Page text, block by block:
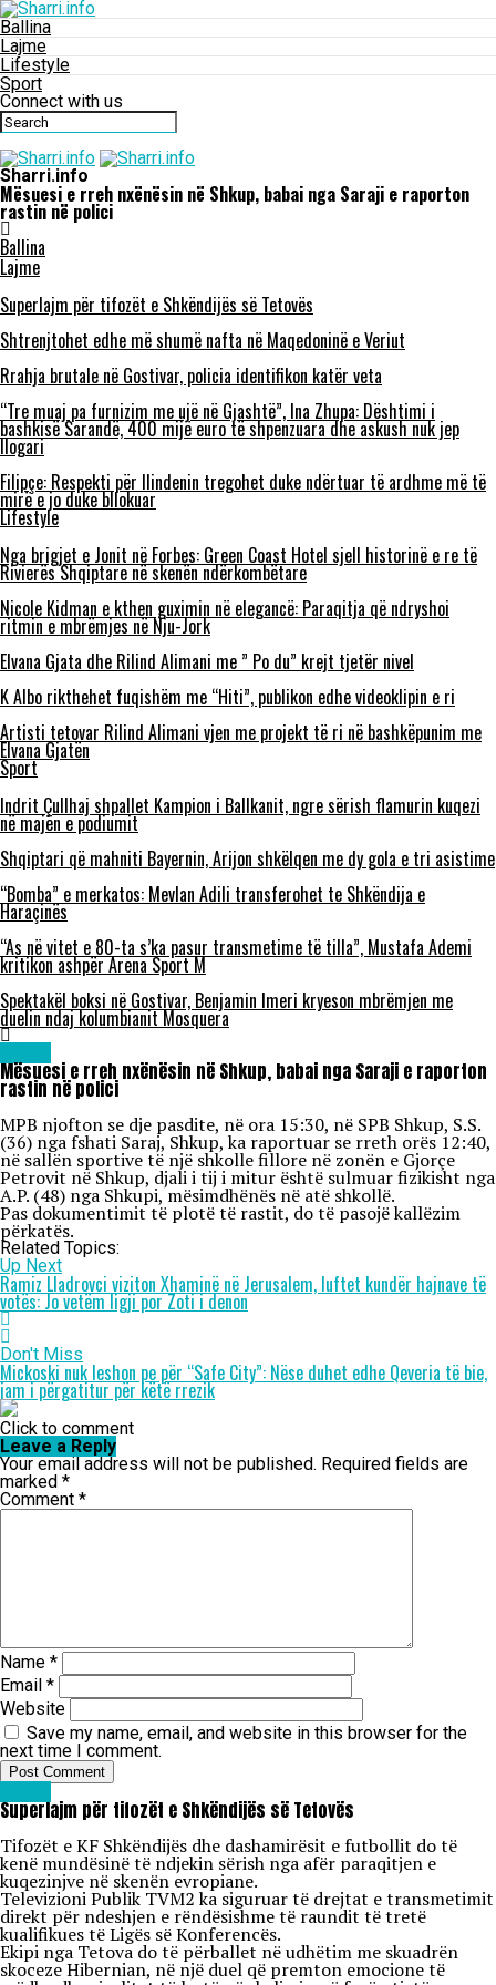
Ballina
Lajme
Lifestyle
Sport
Connect with us
Sharri.info
Mësuesi e rreh nxënësin në Shkup, babai nga Saraji e raporton
rastin në polici
Ballina
Lajme
Superlajm për tifozët e Shkëndijës së Tetovës
Shtrenjtohet edhe më shumë nafta në Maqedoninë e Veriut
Rrahja brutale në Gostivar, policia identifikon katër veta
“Tre muaj pa furnizim me ujë në Gjashtë”, Ina Zhupa: Dështimi i
bashkisë Sarandë, 400 mijë euro të shpenzuara dhe askush nuk jep
llogari
Filipçe: Respekti për Ilindenin tregohet duke ndërtuar të ardhme më të
mirë e jo duke bllokuar
Lifestyle
Nga brigjet e Jonit në Forbes: Green Coast Hotel sjell historinë e re të
Rivierës Shqiptare në skenën ndërkombëtare
Nicole Kidman e kthen guximin në elegancë: Paraqitja që ndryshoi
ritmin e mbrëmjes në Nju-Jork
Elvana Gjata dhe Rilind Alimani me ” Po du” krejt tjetër nivel
K Albo rikthehet fuqishëm me “Hiti”, publikon edhe videoklipin e ri
Artisti tetovar Rilind Alimani vjen me projekt të ri në bashkëpunim me
Elvana Gjatën
Sport
Indrit Çullhaj shpallet Kampion i Ballkanit, ngre sërish flamurin kuqezi
në majën e podiumit
Shqiptari që mahniti Bayernin, Arijon shkëlqen me dy gola e tri asistime
“Bomba” e merkatos: Mevlan Adili transferohet te Shkëndija e
Haraçinës
“As në vitet e 80-ta s’ka pasur transmetime të tilla”, Mustafa Ademi
kritikon ashpër Arena Sport M
Spektakël boksi në Gostivar, Benjamin Imeri kryeson mbrëmjen me
duelin ndaj kolumbianit Mosquera
Mësuesi e rreh nxënësin në Shkup, babai nga Saraji e raporton
rastin në polici
MPB njofton se dje pasdite, në ora 15:30, në SPB Shkup, S.S.
(36) nga fshati Saraj, Shkup, ka raportuar se rreth orës 12:40,
në sallën sportive të një shkolle fillore në zonën e Gjorçe
Petrovit në Shkup, djali i tij i mitur është sulmuar fizikisht nga
A.P. (48) nga Shkupi, mësimdhënës në atë shkollë.
Pas dokumentimit të plotë të rastit, do të pasojë kallëzim
përkatës.
Related Topics:
Up Next
Ramiz Lladrovci viziton Xhaminë në Jerusalem, luftet kundër hajnave të
votës: Jo vetëm ligji por Zoti i denon
Don't Miss
Mickoski nuk leshon pe për “Safe City”: Nëse duhet edhe Qeveria të bie,
jam i përgatitur për këtë rrezik
Click to comment
Leave a Reply
Your email address will not be published. Required fields are
marked *
Comment *
Name *
Email *
Website
Save my name, email, and website in this browser for the
next time I comment.
Superlajm për tifozët e Shkëndijës së Tetovës
Tifozët e KF Shkëndijës dhe dashamirësit e futbollit do të
kenë mundësinë të ndjekin sërish nga afër paraqitjen e
kuqezinjve në skenën evropiane.
Televizioni Publik TVM2 ka siguruar të drejtat e transmetimit
direkt për ndeshjen e rëndësishme të raundit të tretë
kualifikues të Ligës së Konferencës.
Ekipi nga Tetova do të përballet në udhëtim me skuadrën
skoceze Hibernian, në një duel që premton emocione të